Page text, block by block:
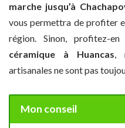
marche jusqu’à
vous permettra de profiter
région. Sinon, profitez-
céramique à Huancas,
artisanales ne sont pas
Mon conseil